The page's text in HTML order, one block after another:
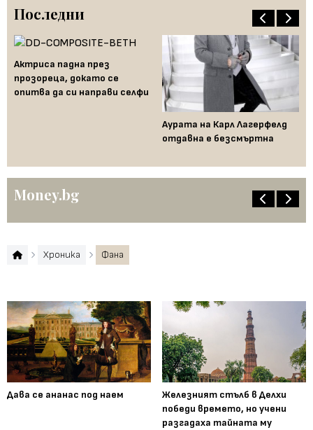
Последни
Актриса падна през
прозореца, докато се
опитва да си направи селфи
Аурата на Карл Лагерфелд
отдавна е безсмъртна
Money.bg
Хроника Фана
Дава се ананас под наем
Железният стълб в Делхи
победи времето, но учени
разгадаха тайната му